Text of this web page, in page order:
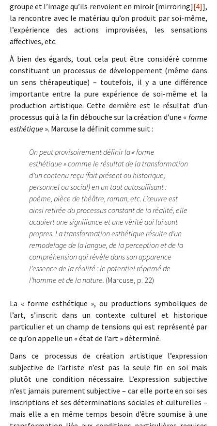
groupe et l’image qu’ils renvoient en miroir [mirroring][4]],
la rencontre avec le matériau qu’on produit par soi-même,
l’expérience des actions improvisées, les sensations
affectives, etc.
À bien des égards, tout cela peut être considéré comme
constituant un processus de développement (même dans
un sens thérapeutique) – toutefois, il y a une différence
importante entre la pure expérience de soi-même et la
production artistique. Cette dernière est le résultat d’un
processus qui à la fin débouche sur la création d’une « forme
esthétique ». Marcuse la définit comme suit :
On peut provisoirement définir la « forme
esthétique » comme le résultat de la transformation
d’un contenu reçu (fait présent ou historique,
personnel ou social) en un tout autosuffisant :
poème, pièce de théâtre, roman, etc. L’œuvre est
ainsi retirée du processus constant de la réalité, elle
acquiert une signifiance et une vérité qui lui sont
propres. La transformation esthétique résulte d’un
remodelage de la langue, de la perception et de la
compréhension qui révèle dans son apparence
l’essence de la réalité : le potentiel réprimé de
l’homme et de la nature. (Marcuse, p. 22)
La « forme esthétique », ou productions symboliques de
l’art, s’inscrit dans un contexte culturel et historique
particulier et un champ de tensions qui est représenté par
ce qu’on appelle un « état de l’art » déterminé.
Dans ce processus de création artistique l’expression
subjective de l’artiste n’est pas la seule fin en soi mais
plutôt une condition nécessaire. L’expression subjective
n’est jamais purement subjective – car elle porte en soi ses
inscriptions et ses déterminations sociales et culturelles –
mais elle a en même temps besoin d’être soumise à une